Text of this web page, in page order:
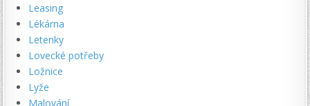
Leasing
Lékárna
Letenky
Lovecké potřeby
Ložnice
Lyže
Malování